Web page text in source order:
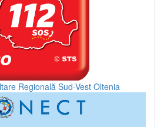
Regională Sud-Vest Oltenia